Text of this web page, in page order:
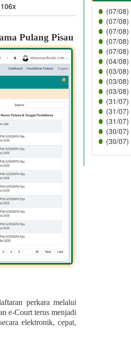
Pulang Pisau
perkara melalui
e-Court terus menjadi
elektronik, cepat,
(07/08)
(07/08)
(07/08)
(07/08)
(07/08)
(04/08)
(03/08)
(03/08)
(03/08)
(31/07)
(31/07)
(31/07)
(30/07)
(30/07)